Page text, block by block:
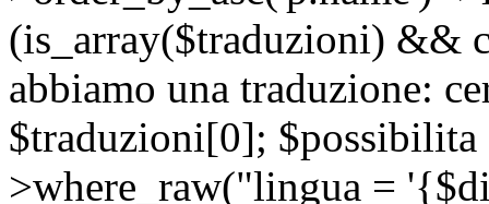
(is_array($traduzioni) &&
abbiamo una traduzione:
$traduzioni[0];
>where_raw("lingua =